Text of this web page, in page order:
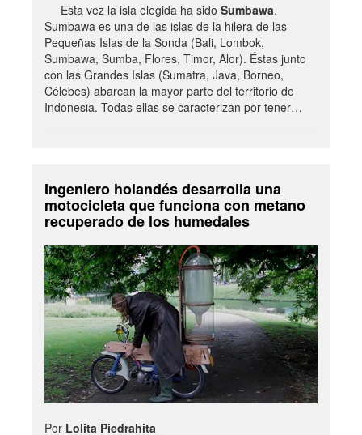
Esta vez la isla elegida ha sido Sumbawa.
Sumbawa es una de las islas de la hilera de las
Pequeñas Islas de la Sonda (Bali, Lombok,
Sumbawa, Sumba, Flores, Timor, Alor). Éstas junto
con las Grandes Islas (Sumatra, Java, Borneo,
Célebes) abarcan la mayor parte del territorio de
Indonesia. Todas ellas se caracterizan por tener…
Ingeniero holandés desarrolla una
motocicleta que funciona con metano
recuperado de los humedales
Por Lolita Piedrahita